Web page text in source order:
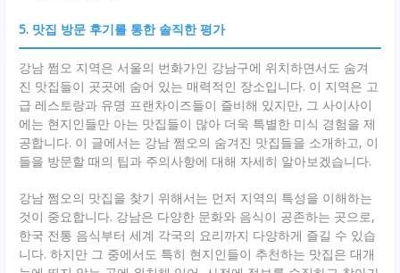
5. 맛집 방문 후기를 통한 솔직한 평가
강남 쩜오 지역은 서울의 번화가인 강남구에 위치하면서도 숨겨
진 맛집들이 곳곳에 숨어 있는 매력적인 장소입니다. 이 지역은 고
급 레스토랑과 유명 프랜차이즈들이 즐비해 있지만, 그 사이사이
에는 현지인들만 아는 맛집들이 많아 더욱 특별한 미식 경험을 제
공합니다. 이 글에서는 강남 쩜오의 숨겨진 맛집들을 소개하고, 이
들을 방문할 때의 팁과 주의사항에 대해 자세히 알아보겠습니다.
강남 쩜오의 맛집을 찾기 위해서는 먼저 지역의 특성을 이해하는
것이 중요합니다. 강남은 다양한 문화와 음식이 공존하는 곳으로,
한국 전통 음식부터 세계 각국의 요리까지 다양하게 즐길 수 있습
니다. 하지만 그 중에서도 특히 현지인들이 추천하는 맛집은 대개